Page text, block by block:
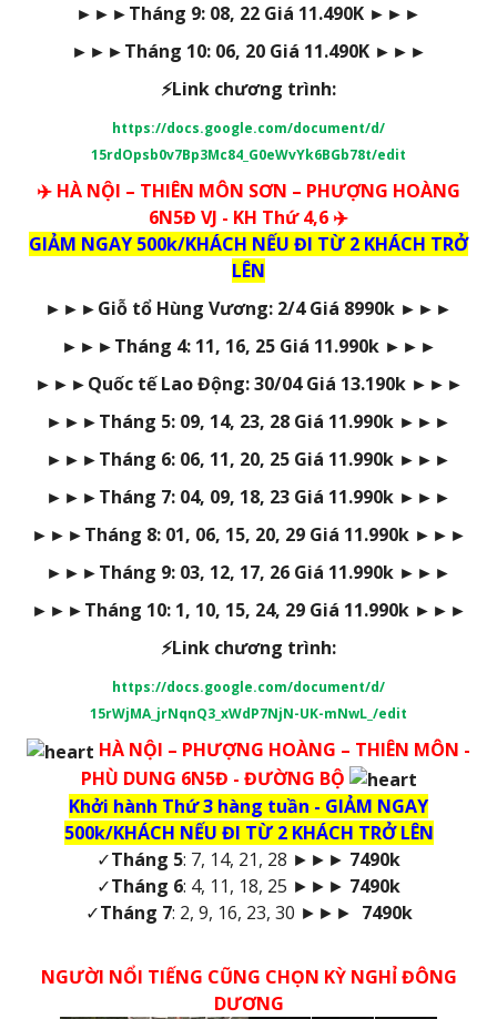
►►►Tháng 9: 08, 22 Giá 11.490K ►►►
►►►Tháng 10: 06, 20 Giá 11.490K ►►►
⚡Link chương trình:
https://docs.google.com/document/d/
15rdOpsb0v7Bp3Mc84_G0eWvYk6BGb78t/edit
✈️ HÀ NỘI – THIÊN MÔN SƠN – PHƯỢNG HOÀNG
6N5Đ VJ - KH Thứ 4,6 ✈️
GIẢM NGAY 500k/KHÁCH NẾU ĐI TỪ 2 KHÁCH TRỞ
LÊN
►►►Giỗ tổ Hùng Vương: 2/4 Giá 8990k ►►►
►►►Tháng 4: 11, 16, 25 Giá 11.990k ►►►
►►►Quốc tế Lao Động: 30/04 Giá 13.190k ►►►
►►►Tháng 5: 09, 14, 23, 28 Giá 11.990k ►►►
►►►Tháng 6: 06, 11, 20, 25 Giá 11.990k ►►►
►►►Tháng 7: 04, 09, 18, 23 Giá 11.990k ►►►
►►►Tháng 8: 01, 06, 15, 20, 29 Giá 11.990k ►►►
►►►Tháng 9: 03, 12, 17, 26 Giá 11.990k ►►►
►►►Tháng 10: 1, 10, 15, 24, 29 Giá 11.990k ►►►
⚡Link chương trình:
https://docs.google.com/document/d/
15rWjMA_jrNqnQ3_xWdP7NjN-UK-mNwL_/edit
HÀ NỘI – PHƯỢNG HOÀNG – THIÊN MÔN -
PHÙ DUNG 6N5Đ - ĐƯỜNG BỘ
Khởi hành Thứ 3 hàng tuần - GIẢM NGAY
500k/KHÁCH NẾU ĐI TỪ 2 KHÁCH TRỞ LÊN
✓Tháng 5: 7, 14, 21, 28 ►►► 7490k
✓Tháng 6: 4, 11, 18, 25 ►►► 7490k
✓Tháng 7: 2, 9, 16, 23, 30 ►►► 7490k
NGƯỜI NỔI TIẾNG CŨNG CHỌN KỲ NGHỈ ĐÔNG
DƯƠNG